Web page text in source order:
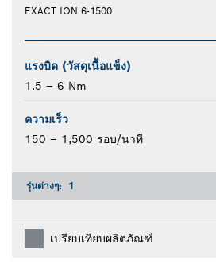
EXACT ION 6-1500
แรงบิด (วัสดุเนื้อแข็ง)
1.5 – 6 Nm
ความเร็ว
150 – 1,500 รอบ/นาที
รุ่นต่างๆ: 1
เปรียบเทียบผลิตภัณฑ์